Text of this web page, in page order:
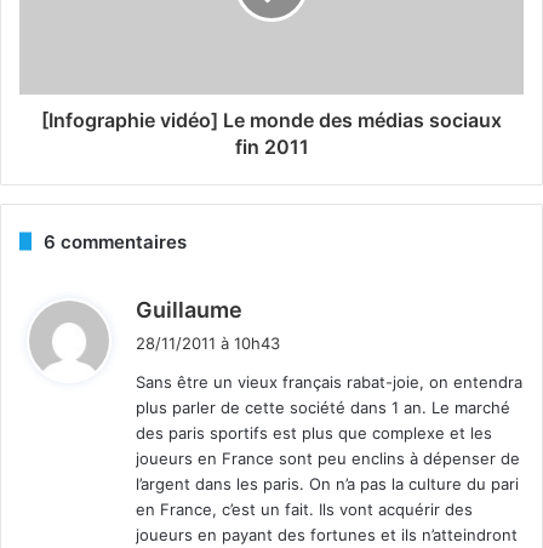
[Infographie vidéo] Le monde des médias sociaux
fin 2011
6 commentaires
Guillaume
:
28/11/2011 à 10h43
Sans être un vieux français rabat-joie, on entendra
plus parler de cette société dans 1 an. Le marché
des paris sportifs est plus que complexe et les
joueurs en France sont peu enclins à dépenser de
l’argent dans les paris. On n’a pas la culture du pari
en France, c’est un fait. Ils vont acquérir des
joueurs en payant des fortunes et ils n’atteindront